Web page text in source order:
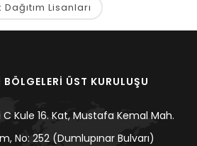
Lisanları
ÜST KURULUŞU
C Kule 16. Kat, Mustafa Kemal Mah.
No: 252 (Dumlupınar Bulvarı)